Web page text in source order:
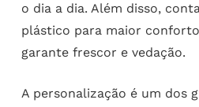
o dia a dia. Além disso,
plástico para maior
garante frescor e vedação.
A personalização é um dos